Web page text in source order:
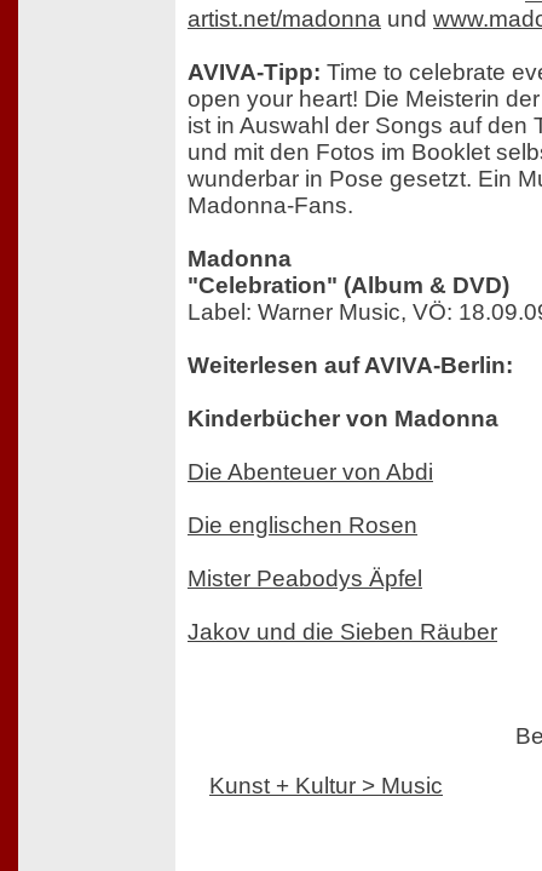
artist.net/madonna und
AVIVA-Tipp: Time to celebrate
open your heart! Die Meisterin
ist in Auswahl der Songs auf den
und mit den Fotos im Booklet
wunderbar in Pose gesetzt. Ein
Madonna-Fans.
Madonna
"Celebration" (Album & DVD)
Label: Warner Music, VÖ:
Weiterlesen auf AVIVA-Berlin:
Kinderbücher von Madonna
Die Abenteuer von Abdi
Die englischen Rosen
Mister Peabodys Äpfel
Jakov und die Sieben Räuber
Kunst + Kultur > Music